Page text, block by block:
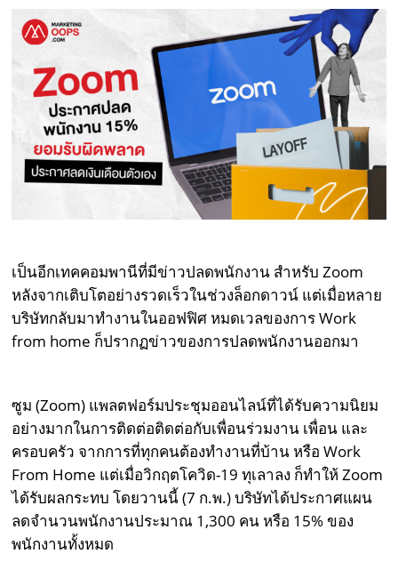
เป็นอีกเทคคอมพานีที่มีข่าวปลดพนักงาน สำหรับ Zoom
หลังจากเติบโตอย่างรวดเร็วในช่วงล็อกดาวน์ แต่เมื่อหลาย
บริษัทกลับมาทำงานในออฟฟิศ หมดเวลของการ Work
from home ก็ปรากฏข่าวของการปลดพนักงานออกมา
ซูม (Zoom) แพลตฟอร์มประชุมออนไลน์ที่ได้รับความนิยม
อย่างมากในการติดต่อติดต่อกับเพื่อนร่วมงาน เพื่อน และ
ครอบครัว จากการที่ทุกคนต้องทำงานที่บ้าน หรือ Work
From Home แต่เมื่อวิกฤตโควิด-19 ทุเลาลง ก็ทำให้ Zoom
ได้รับผลกระทบ โดยวานนี้ (7 ก.พ.) บริษัทได้ประกาศแผน
ลดจำนวนพนักงานประมาณ 1,300 คน หรือ 15% ของ
พนักงานทั้งหมด